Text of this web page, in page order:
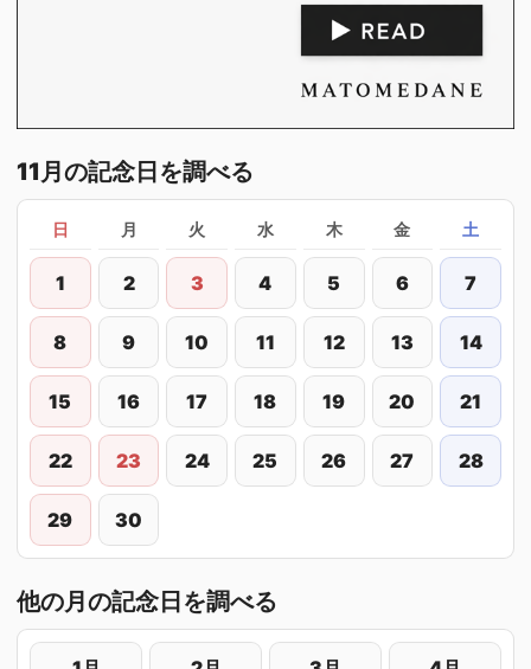
11月の記念日を調べる
日 月 火 水 木 金 土
1 2 3 4 5 6 7
8 9 10 11 12 13 14
15 16 17 18 19 20 21
22 23 24 25 26 27 28
29 30
他の月の記念日を調べる